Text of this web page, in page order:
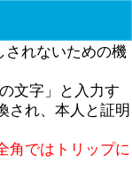
されないための機
文字」と入力す
され、本人と証明
角ではトリップに